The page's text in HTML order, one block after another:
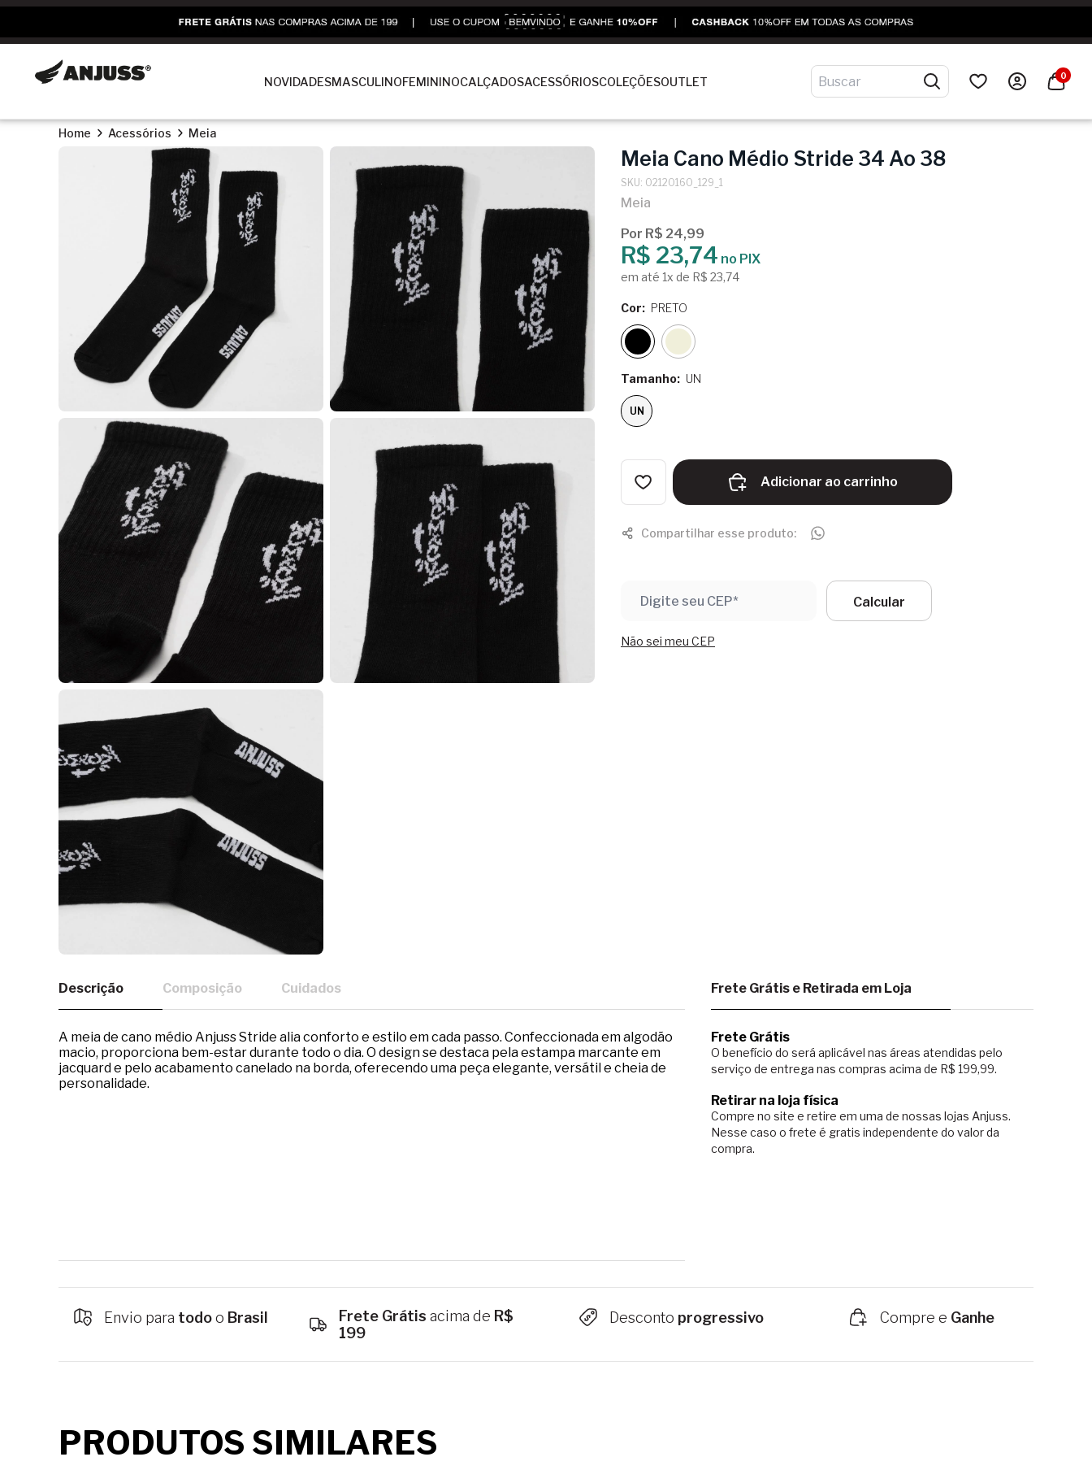
NOVIDADESMASCULINOFEMININOCALÇADOSACESSÓRIOSCOLEÇÕESOUTLET 0
Home Acessórios Meia
Meia Cano Médio Stride 34 Ao 38
SKU: 02120160_129_1
Meia
Por R$ 24,99
R$ 23,74 no PIX
em até 1x de R$ 23,74
Tamanho: UN
UN
Cor: PRETO
Adicionar ao carrinho
Compartilhar esse produto:
Não sei meu CEP
Descrição Composição Cuidados
A meia de cano médio Anjuss Stride alia conforto e estilo em cada passo. Confeccionada em algodão
macio, proporciona bem-estar durante todo o dia. O design se destaca pela estampa marcante em
jacquard e pelo acabamento canelado na borda, oferecendo uma peça elegante, versátil e cheia de
personalidade.
Frete Grátis e Retirada em Loja
Frete Grátis
O benefício do será aplicável nas áreas atendidas pelo
serviço de entrega nas compras acima de R$ 199,99.
Retirar na loja física
Compre no site e retire em uma de nossas lojas Anjuss.
Nesse caso o frete é gratis independente do valor da
compra.
Envio para todoo Brasil Frete Grátis acima de R$
199
Desconto progressivo Compre e Ganhe
PRODUTOS SIMILARES